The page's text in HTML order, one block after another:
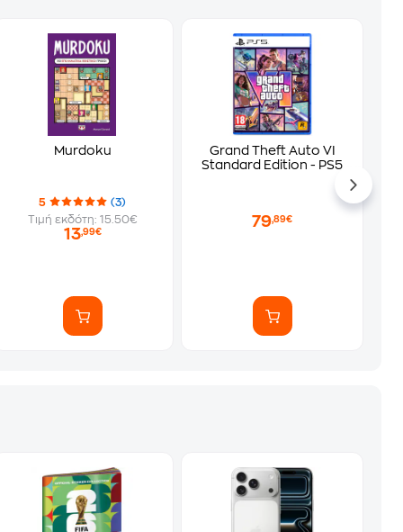
Murdoku
5
(3)
Τιμή εκδότη: 15.50€
13,99€
Grand Theft Auto VI
Standard Edition - PS5
79,89€